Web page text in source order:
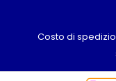
Costo di